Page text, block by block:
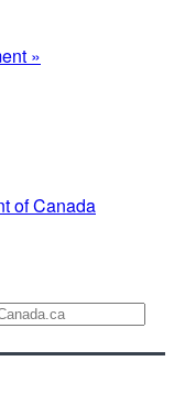
»
of Canada